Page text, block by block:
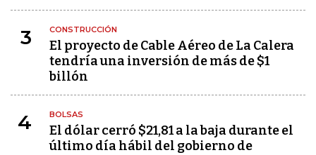
3 CONSTRUCCIÓN
El proyecto de Cable Aéreo de La Calera
tendría una inversión de más de $1
billón
4 BOLSAS
El dólar cerró $21,81 a la baja durante el
último día hábil del gobierno de